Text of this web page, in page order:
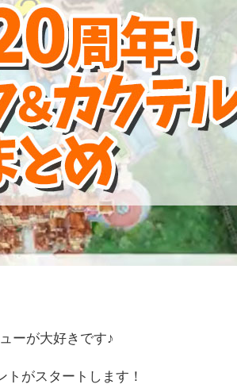
ーが大好きです♪
トがスタートします！